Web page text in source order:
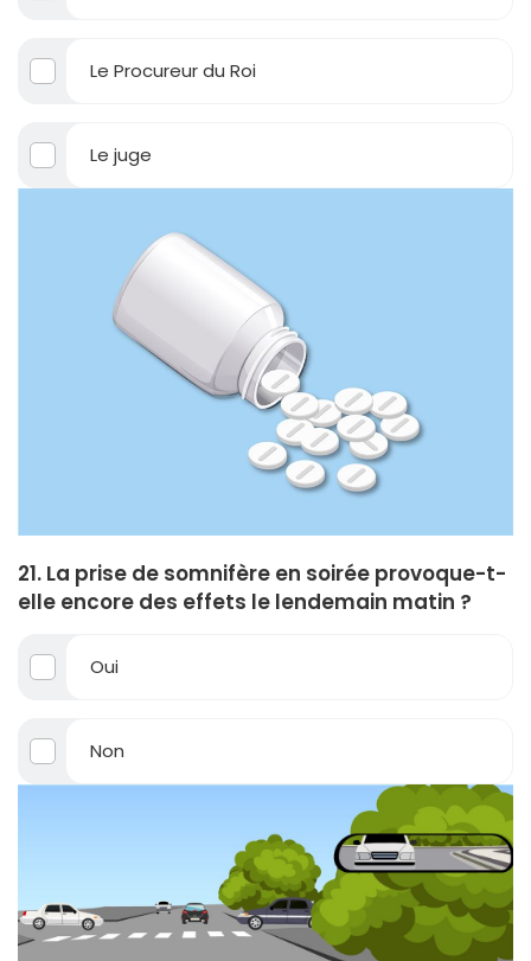
Le Procureur du Roi
Le juge
21. La prise de somnifère en soirée provoque-t-
elle encore des effets le lendemain matin ?
Oui
Non